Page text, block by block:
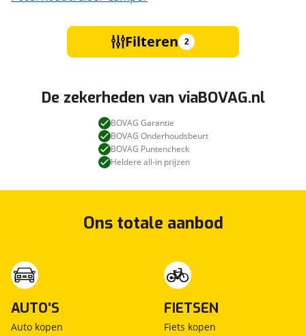
Filteren 2
De zekerheden van viaBOVAG.nl
BOVAG Garantie
BOVAG Onderhoudsbeurt
BOVAG Puntencheck
Heldere all-in prijzen
Ons totale aanbod
AUTO'S
Auto kopen
FIETSEN
Fiets kopen